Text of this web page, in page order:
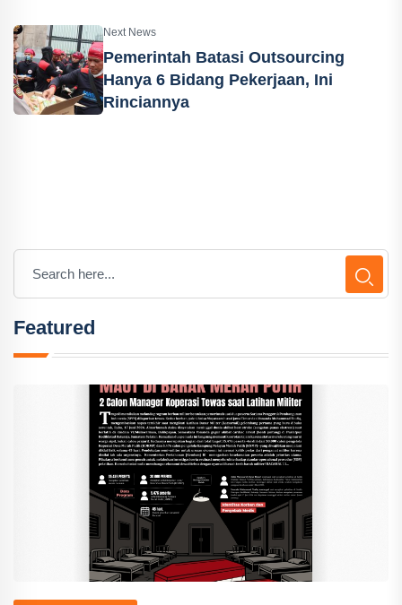
Next News
Pemerintah Batasi Outsourcing
Hanya 6 Bidang Pekerjaan, Ini
Rinciannya
Featured